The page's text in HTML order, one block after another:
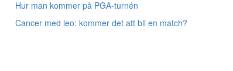
Hur man kommer på PGA-turnén
Cancer med leo: kommer det att bli en match?